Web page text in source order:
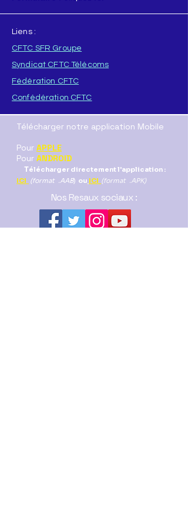
Liens :
CFTC SFR Groupe
Syndicat CFTC Télécoms
Fédération CFTC
Confédération CFTC
Télécharger notre application Mobile
Pour APPLE
Pour ANDROID
Télécharger directement l'application :
ICI (format .AAB) ou ICI (format .APK)
Nos Resaux sociaux :